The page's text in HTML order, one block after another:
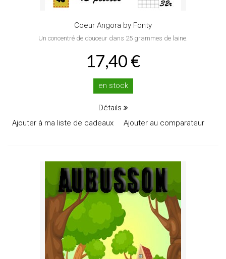
Coeur Angora by Fonty
Un concentré de douceur dans 25 grammes de laine.
17,40 €
en stock
Détails
Ajouter à ma liste de cadeaux
Ajouter au comparateur